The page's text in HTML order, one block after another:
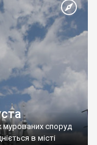
мурованих споруд
в місті